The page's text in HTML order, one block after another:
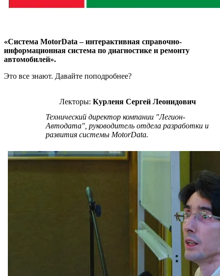
«Система MotorData – интерактивная справочно-
информационная система по диагностике и ремонту
автомобилей».
Это все знают. Давайте поподробнее?
Лекторы:Курленя Сергей Леонидович
Технический директор компании "Легион-
Автодата", руководитель отдела разработки и
развития системы MotorData.